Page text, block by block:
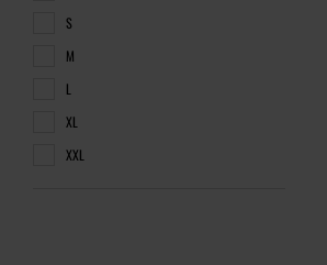
S
M
L
XL
XXL